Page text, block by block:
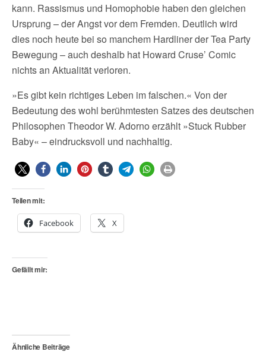
kann. Rassismus und Homophobie haben den gleichen
Ursprung – der Angst vor dem Fremden. Deutlich wird
dies noch heute bei so manchem Hardliner der Tea Party
Bewegung – auch deshalb hat Howard Cruse’ Comic
nichts an Aktualität verloren.
»Es gibt kein richtiges Leben im falschen.« Von der
Bedeutung des wohl berühmtesten Satzes des deutschen
Philosophen Theodor W. Adorno erzählt »Stuck Rubber
Baby« – eindrucksvoll und nachhaltig.
Teilen mit:
Facebook X
Gefällt mir:
Ähnliche Beiträge